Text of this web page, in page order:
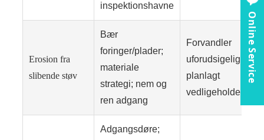
inspektionshavne
Erosion fra
slibende støv
Bær
foringer/plader;
materiale
strategi; nem og
ren adgang
Forvandler
uforudsigelige fejl
planlagt
vedligeholdelse
Adgangsdøre;
Online Service